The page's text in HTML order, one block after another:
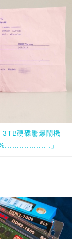
3TB硬碟驚爆鬧機
」